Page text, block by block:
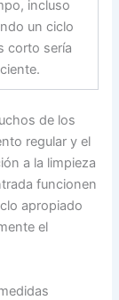
incluso
un ciclo
corto sería
de los
regular y el
a la limpieza
funcionen
apropiado
el